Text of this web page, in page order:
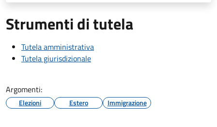
Strumenti di tutela
Tutela amministrativa
Tutela giurisdizionale
Argomenti:
Elezioni Estero Immigrazione